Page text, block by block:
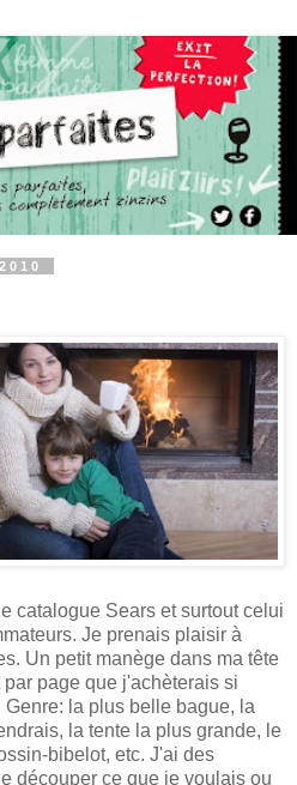
catalogue Sears et surtout celui
Je prenais plaisir à
Un petit manège dans ma tête
page que j'achèterais si
la plus belle bague, la
la tente la plus grande, le
bibelot, etc. J'ai des
découper ce que je voulais ou